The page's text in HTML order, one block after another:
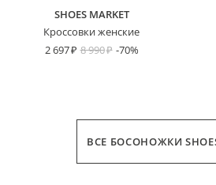
SHOES MARKET
Кроссовки женские
2 697
8 990 -70%
ВСЕ БОСОНОЖКИ